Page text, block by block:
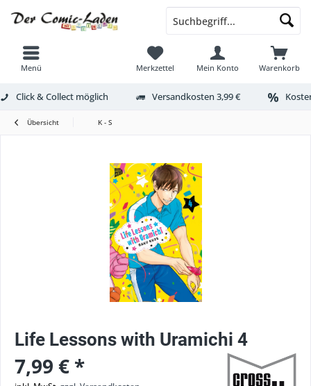
Menü Warenkorb
Merkzettel Mein Konto
Click & Collect möglich Versandkosten 3,99 €
Übersicht K - S
Life Lessons with Uramichi 4
7,99 € *